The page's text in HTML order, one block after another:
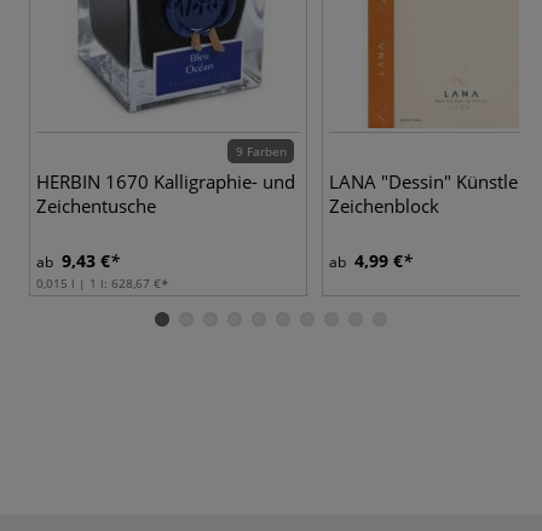
9 Farben
HERBIN 1670 Kalligraphie- und
Zeichentusche
ab 9,43 €
0,015 l | 1 l: 628,67 €
LANA "Dessin" Künstler-
Zeichenblock
ab 4,99 €